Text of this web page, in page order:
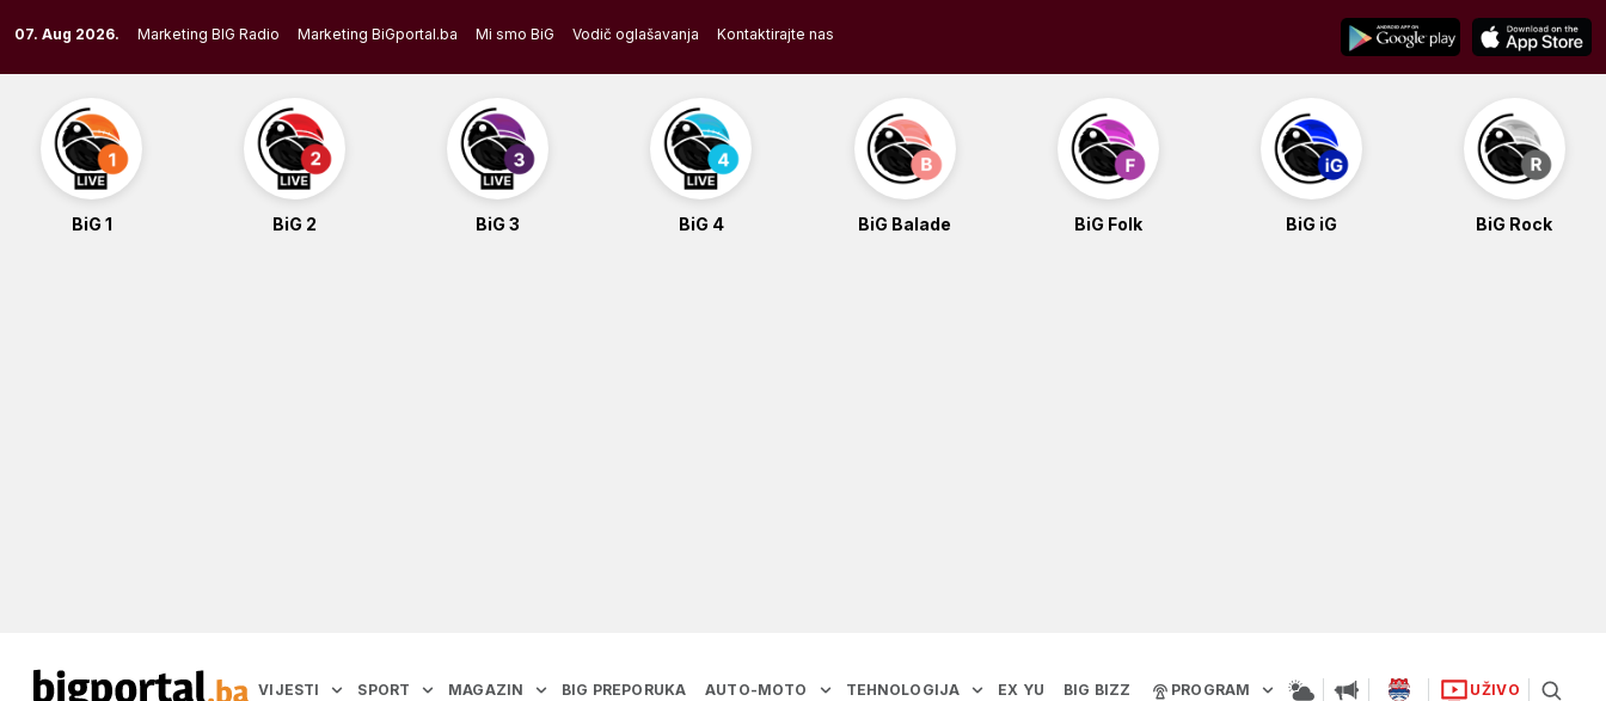
to
content
07. Aug 2026. Marketing BIG Radio Marketing BiGportal.ba Mi smo BiG Vodič oglašavanja Kontaktirajte nas
BiG 1 BiG 2 BiG 3 BiG 4 BiG Balade BiG Folk BiG iG BiG Rock
VIJESTI SPORT MAGAZIN BIG PREPORUKA AUTO-MOTO TEHNOLOGIJA EX YU BIG BIZZ PROGRAM UŽIVO